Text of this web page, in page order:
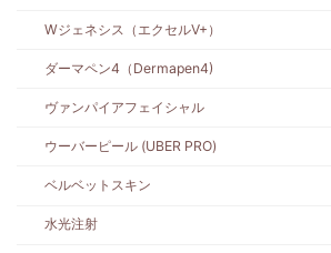
Wジェネシス（エクセルV+）
ダーマペン4（Dermapen4)
ヴァンパイアフェイシャル
ウーバーピール (UBER PRO)
ベルベットスキン
水光注射